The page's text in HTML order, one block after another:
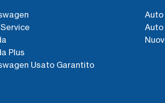
Plus
Usato Garantito
Auto